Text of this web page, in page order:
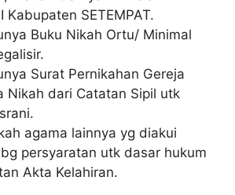
Kabupaten SETEMPAT.
Buku Nikah Ortu/ Minimal
Surat Pernikahan Gereja
Nikah dari Catatan Sipil utk
agama lainnya yg diakui
persyaratan utk dasar hukum
Akta Kelahiran.